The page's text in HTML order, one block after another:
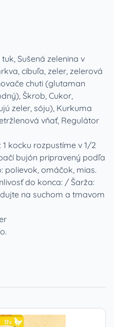
Sušená zelenina v
cibuľa, zeler, zelerová
chuti (glutaman
Škrob, Cukor,
zeler, sóju), Kurkuma
vňať, Regulátor
kocku rozpustíme v 1/2
bujón pripravený podľa
polievok, omáčok, mias.
do konca: / Šarža:
na suchom a tmavom